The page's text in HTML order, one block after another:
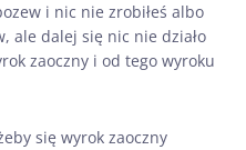
i nic nie zrobiłeś albo
ale dalej się nic nie działo
zaoczny i od tego wyroku
się wyrok zaoczny